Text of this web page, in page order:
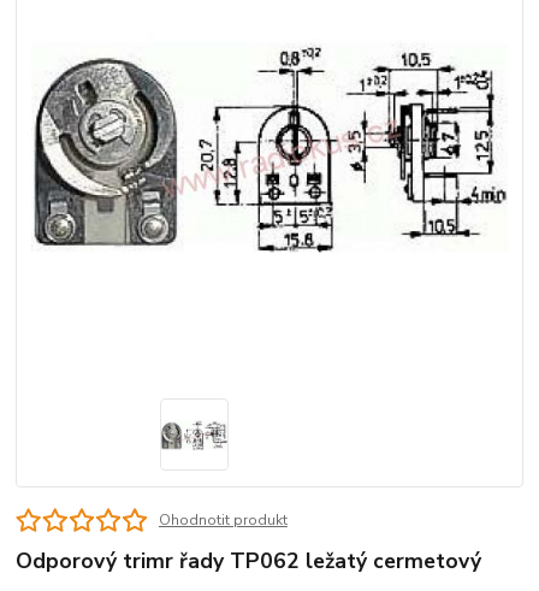
Ohodnotit produkt
Odporový trimr řady TP062 ležatý cermetový